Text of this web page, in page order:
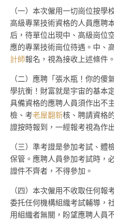
（一）本次僱用一切崗位按學
高級專業技術資格的人員應聘
后，待單位出現中、高級崗位
應的專業技術崗位待遇。中、
計師報名，視為接收上述條件。
（二）應聘「張水瓶！你的
學抗衡！財富就是宇宙的基本
具備資格的應聘人員須作出不
檢、考老屋翻新核、聘請資格
證按時報到，一經報考視為作
（三）準考證是參加考試、
保管。應聘人員參加考試時，
證件不齊者，不得參加。
（四）本次僱用不收取任何
委托任何機構組織考試輔導，
用組織者無關，盼望應聘人員